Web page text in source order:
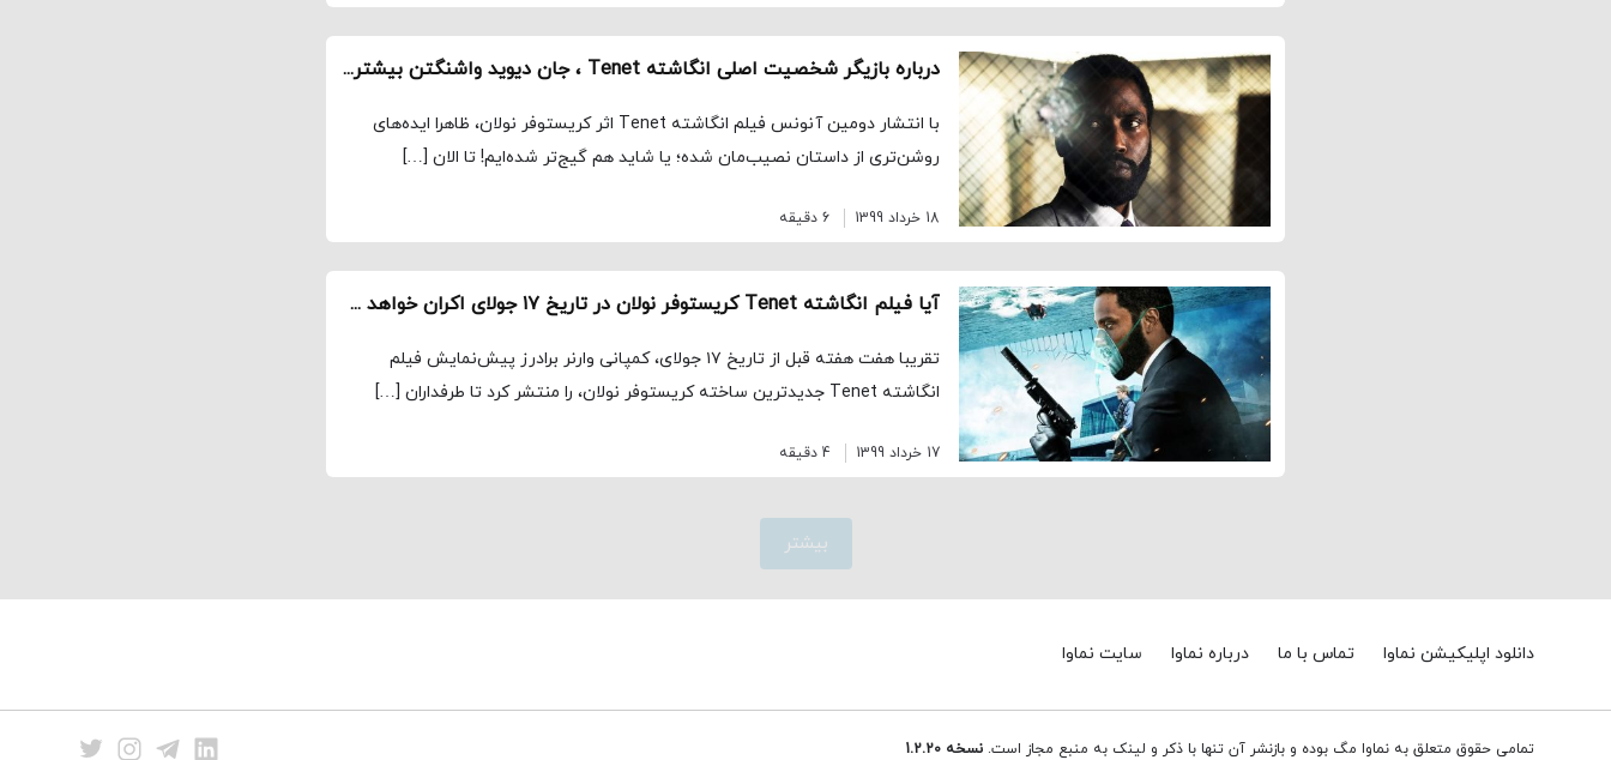
درباره بازیگر شخصیت اصلی انگاشته Tenet ، جان دیوید واشنگتن بیشتر بدانیم
با انتشار دومین آنونس فیلم انگاشته Tenet اثر کریستوفر نولان، ظاهرا ایده‌های
روشن‌تری از داستان نصیب‌مان شده؛ یا شاید هم گیج‌تر شده‌ایم! تا الان […]
18 خرداد 1399 6 دقیقه
آیا فیلم انگاشته Tenet کریستوفر نولان در تاریخ ۱۷ جولای اکران خواهد شد؟
تقریبا هفت هفته قبل از تاریخ ۱۷ جولای، کمپانی وارنر برادرز پیش‌نمایش فیلم
انگاشته Tenet جدیدترین ساخته کریستوفر نولان، را منتشر کرد تا طرفداران […]
17 خرداد 1399 4 دقیقه
بیشتر
دانلود اپلیکیشن نماوا تماس با ما درباره نماوا سایت نماوا
تمامی حقوق متعلق به نماوا مگ بوده و بازنشر آن تنها با ذکر و لینک به منبع مجاز است. نسخه 1.2.20